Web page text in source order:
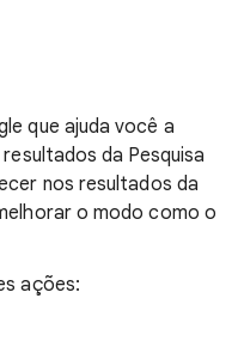
que ajuda você a
da Pesquisa
nos resultados da
o modo como o
ações: